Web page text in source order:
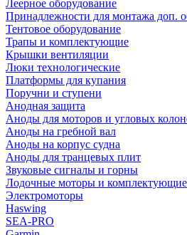
Леерное оборудование
Принадлежности для монтажа доп.
Тентовое оборудование
Трапы и комплектующие
Крышки вентиляции
Люки технологические
Платформы для купания
Поручни и ступени
Анодная защита
Аноды для моторов и угловых
Аноды на гребной вал
Аноды на корпус судна
Аноды для транцевых плит
Звуковые сигналы и горны
Лодочные моторы и комплектующие
Электромоторы
Haswing
SEA-PRO